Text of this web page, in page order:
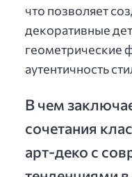
что позволяет
декоративные
геометрические
аутентичность
В чем
сочетания
арт-деко с